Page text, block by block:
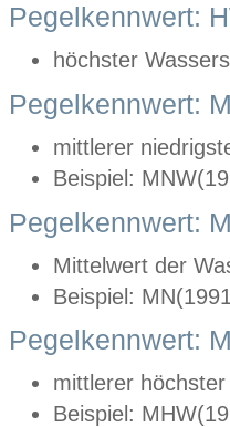
Pegelkennwert:
höchster
Pegelkennwert:
mittlerer
Beispiel:
Pegelkennwert:
Mittelwert der
Beispiel:
Pegelkennwert:
mittlerer
Beispiel: